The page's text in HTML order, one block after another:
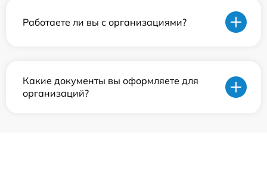
Работаете ли вы с организациями?
Какие документы вы оформляете для
организаций?